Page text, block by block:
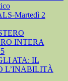
Martedì 2
INTERA
ATA: IL
L’INABILITÀ